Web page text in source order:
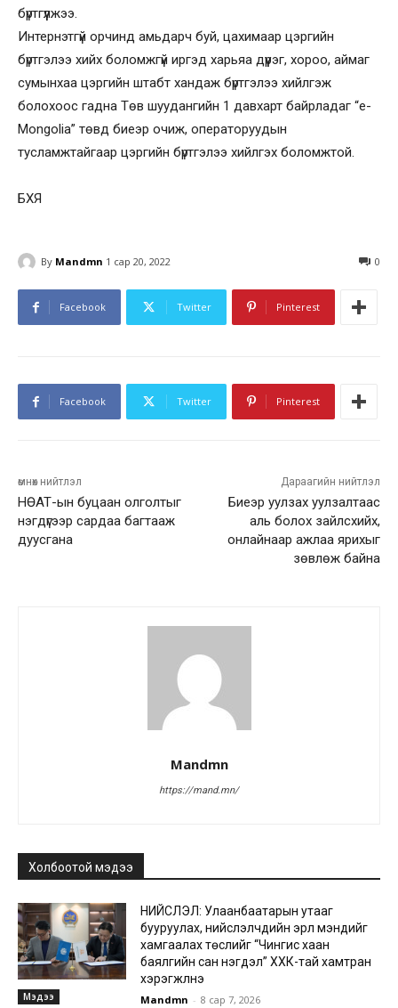
бүртгүүлжээ.
Интернэтгүй орчинд амьдарч буй, цахимаар цэргийн
бүртгэлээ хийх боломжгүй иргэд харьяа дүүрэг, хороо, аймаг
сумынхаа цэргийн штабт хандаж бүртгэлээ хийлгэж
болохоос гадна Төв шуудангийн 1 давхарт байрладаг “e-
Mongolia” төвд биеэр очиж, операторуудын
тусламжтайгаар цэргийн бүртгэлээ хийлгэх боломжтой.
БХЯ
By Mandmn 1 сар 20, 2022 0
Facebook Twitter Pinterest
Facebook Twitter Pinterest
өмнөх нийтлэл
НӨАТ-ын буцаан олголтыг
нэгдүгээр сардаа багтааж
дуусгана
Дараагийн нийтлэл
Биеэр уулзах уулзалтаас
аль болох зайлсхийх,
онлайнаар ажлаа ярихыг
зөвлөж байна
Mandmn
https://mand.mn/
Холбоотой мэдээ
Мэдээ
НИЙСЛЭЛ: Улаанбаатарын утааг
бууруулах, нийслэлчүүдийн эрүүл мэндийг
хамгаалах төслийг “Чингис хаан
баялгийн сан нэгдэл” ХХК-тай хамтран
хэрэгжүүлнэ
Mandmn - 8 сар 7, 2026